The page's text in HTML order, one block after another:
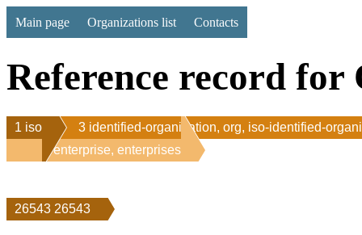
Main page Organizations list Contacts
Reference record for
1 iso
3 identified-organization, org, iso-identified-
1 enterprise, enterprises
26543 26543